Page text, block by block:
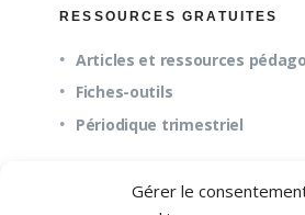
Gérer le
RESSOURCES GRATUITES
Articles et ressources
Fiches-outils
Périodique trimestriel
QUESTIONS FRÉQUENTES